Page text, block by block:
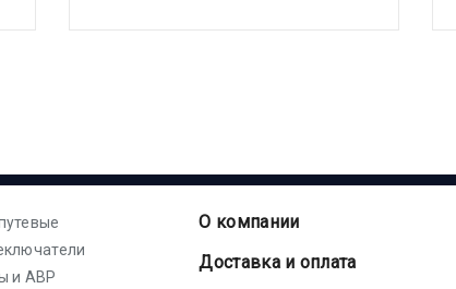
и АВР
О компании
Доставка и оплата